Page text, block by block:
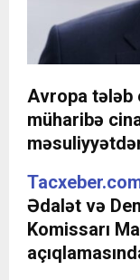
Avropa tələb
müharibə
Ədalət və
Komissarı